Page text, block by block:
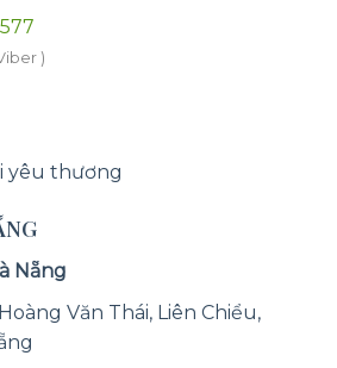
)
yêu thương
Nẵng
Văn Thái, Liên Chiểu,